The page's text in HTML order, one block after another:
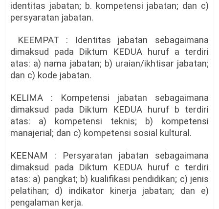
identitas jabatan; b. kompetensi jabatan; dan c)
persyaratan jabatan.
KEEMPAT : Identitas jabatan sebagaimana
dimaksud pada Diktum KEDUA huruf a terdiri
atas: a) nama jabatan; b) uraian/ikhtisar jabatan;
dan c) kode jabatan.
KELIMA : Kompetensi jabatan sebagaimana
dimaksud pada Diktum KEDUA huruf b terdiri
atas: a) kompetensi teknis; b) kompetensi
manajerial; dan c) kompetensi sosial kultural.
KEENAM : Persyaratan jabatan sebagaimana
dimaksud pada Diktum KEDUA huruf c terdiri
atas: a) pangkat; b) kualifikasi pendidikan; c) jenis
pelatihan; d) indikator kinerja jabatan; dan e)
pengalaman kerja.